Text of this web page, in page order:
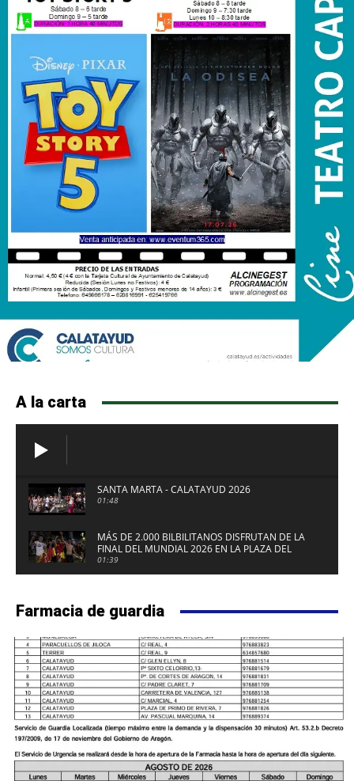
A la carta
SANTA MARTA - CALATAYUD 2026
01:48
MÁS DE 2.000 BILBILITANOS DISFRUTAN DE LA
FINAL DEL MUNDIAL 2026 EN LA PLAZA DEL
FUERTE DE CALATAYUD
01:39
Farmacia de guardia